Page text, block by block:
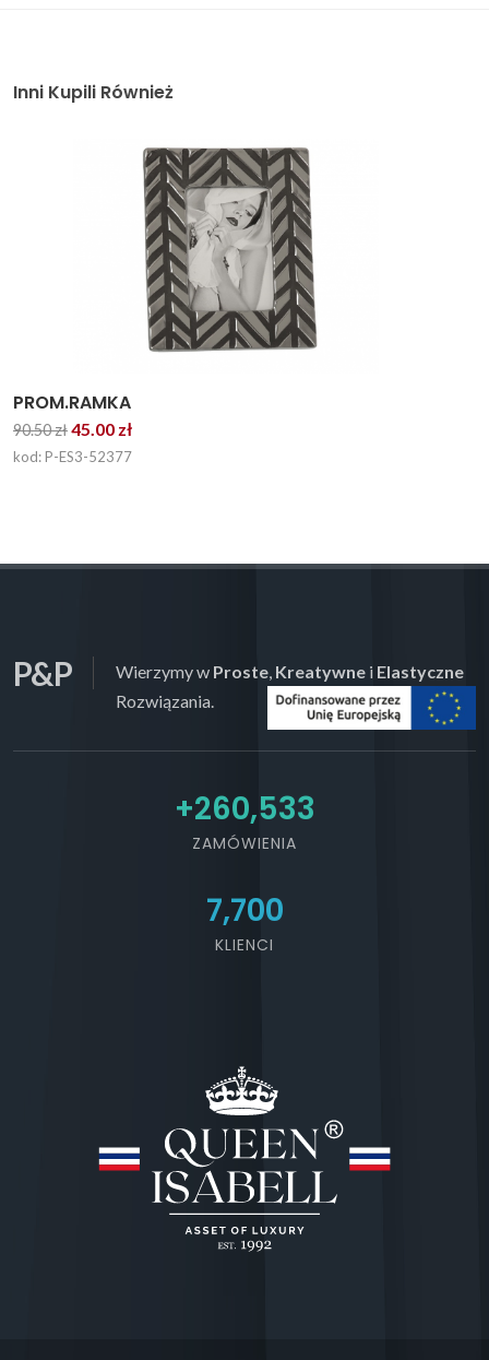
Inni Kupili Również
PROM.RAMKA
90.50 zł45.00 zł
kod: P-ES3-52377
P&P Wierzymy w Proste, Kreatywne i Elastyczne
Rozwiązania.
+292,107
ZAMÓWIENIA
7,700
KLIENCI